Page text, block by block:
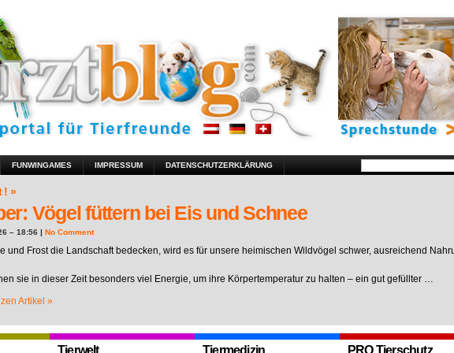
FUNWINGAMES IMPRESSUM DATENSCHUTZERKLÄRUNG
! »
Vögel füttern bei Eis und Schnee
– 18:56 | No Comment
und Frost die Landschaft bedecken, wird es für unsere heimischen Wildvögel schwer, ausreichend
sie in dieser Zeit besonders viel Energie, um ihre Körpertemperatur zu halten – ein gut gefüllter …
Artikel »
Tierwelt Tiermedizin PRO Tierschutz